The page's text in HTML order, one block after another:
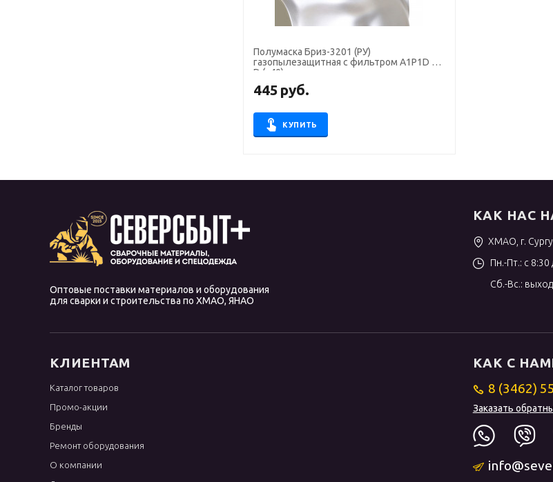
Полумаска Бриз-3201 (РУ)
газопылезащитная с фильтром А1Р1D R
D (х40)
445 руб.
КУПИТЬ
Оптовые поставки материалов и оборудования
для сварки и строительства по ХМАО, ЯНАО
КАК НАС
ХМАО, г.
Пн.-Пт.: с 8:30
Сб.-Вс.:
КЛИЕНТАМ
Каталог товаров
Промо-акции
Бренды
Ремонт оборудования
О компании
КАК С
8 (3462)
Заказать